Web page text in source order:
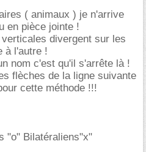
( animaux ) je n'arrive
en pièce jointe !
divergent sur les
à l'autre !
nom c'est qu'il s'arrête là !
flèches de la ligne suivante
cette méthode !!!
"o" Bilatéraliens"x"